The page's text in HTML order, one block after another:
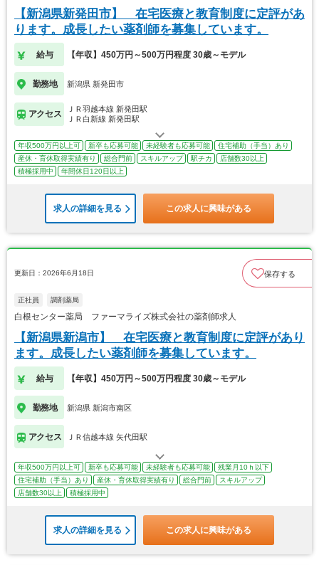
【新潟県新発田市】 在宅医療と教育制度に定評があ
ります。成長したい薬剤師を募集しています。
給与 【年収】450万円～500万円程度 30歳～モデル
勤務地 新潟県 新発田市
アクセス
ＪＲ羽越本線 新発田駅
ＪＲ白新線 新発田駅
年収500万円以上可 新卒も応募可能 未経験者も応募可能
住宅補助（手当）あり
産休・育休取得実績有り
総合門前 スキルアップ 駅チカ
店舗数30以上
積極採用中
年間休日120日以上
求人の詳細を見る この求人に興味がある
更新日：2026年6月18日 保存する
正社員 調剤薬局
白根センター薬局 ファーマライズ株式会社の薬剤師求人
【新潟県新潟市】 在宅医療と教育制度に定評があり
ます。成長したい薬剤師を募集しています。
給与 【年収】450万円～500万円程度 30歳～モデル
勤務地 新潟県 新潟市南区
アクセス ＪＲ信越本線 矢代田駅
年収500万円以上可 新卒も応募可能 未経験者も応募可能
残業月10ｈ以下
住宅補助（手当）あり
産休・育休取得実績有り 総合門前
スキルアップ
店舗数30以上
積極採用中
求人の詳細を見る この求人に興味がある